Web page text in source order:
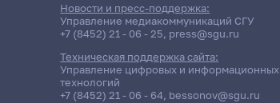
Новости и пресс-поддержка:
Управление медиакоммуникаций СГУ
+7 (8452) 21 - 06 - 25, press@sgu.ru
Техническая поддержка сайта:
Управление цифровых и информационных
технологий
+7 (8452) 21 - 06 - 64, bessonov@sgu.ru